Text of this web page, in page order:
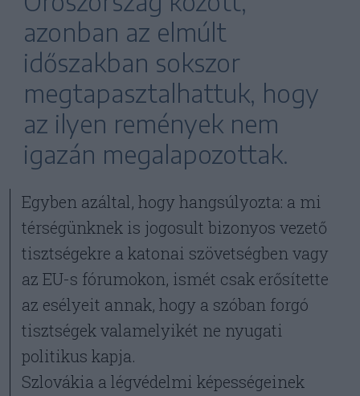
azonban az elmúlt
időszakban sokszor
megtapasztalhattuk, hogy
az ilyen remények nem
igazán megalapozottak.
Egyben azáltal, hogy hangsúlyozta: a mi
térségünknek is jogosult bizonyos vezető
tisztségekre a katonai szövetségben vagy
az EU-s fórumokon, ismét csak erősítette
az esélyeit annak, hogy a szóban forgó
tisztségek valamelyikét ne nyugati
politikus kapja.
Szlovákia a légvédelmi képességeinek